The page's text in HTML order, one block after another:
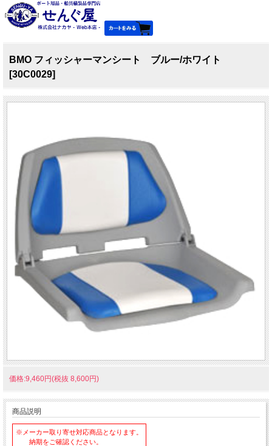
BMO フィッシャーマンシート ブルー/ホワイト
[30C0029]
価格:9,460円(税抜 8,600円)
商品説明
※メーカー取り寄せ対応商品となります。
納期をご確認ください。